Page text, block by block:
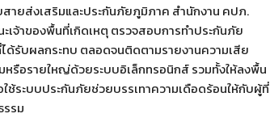
ายส่งเสริมและประกันภัยภูมิภาค สำนักงาน คปภ.
เจ้าของพื้นที่เกิดเหตุ ตรวจสอบการทำประกันภัย
ด้รับผลกระทบ ตลอดจนติดตามรายงานความเสีย
รือรายใหญ่ด้วยระบบอิเล็กทรอนิกส์ รวมทั้งให้ลงพื้น
ระบบประกันภัยช่วยบรรเทาความเดือดร้อนให้กับผู้ที่
รม